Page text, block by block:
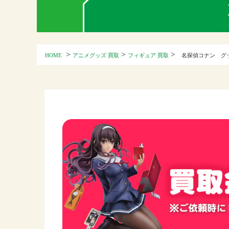
HOME > アニメグッズ 買取 > フィギュア 買取 > 名探偵コナン グ